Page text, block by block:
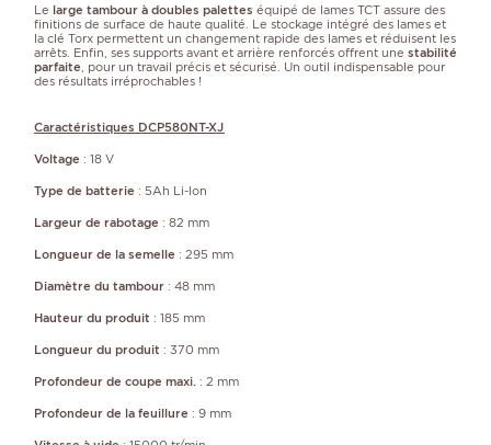
Le large tambour à doubles palettes équipé de lames TCT assure des
finitions de surface de haute qualité. Le stockage intégré des lames et
la clé Torx permettent un changement rapide des lames et réduisent les
arrêts. Enfin, ses supports avant et arrière renforcés offrent une stabilité
parfaite , pour un travail précis et sécurisé. Un outil indispensable pour
des résultats irréprochables !
Caractéristiques DCP580NT-XJ
Voltage : 18 V
Type de batterie : 5Ah Li-Ion
Largeur de rabotage : 82 mm
Longueur de la semelle : 295 mm
Diamètre du tambour : 48 mm
Hauteur du produit : 185 mm
Longueur du produit : 370 mm
Profondeur de coupe maxi. : 2 mm
Profondeur de la feuillure : 9 mm